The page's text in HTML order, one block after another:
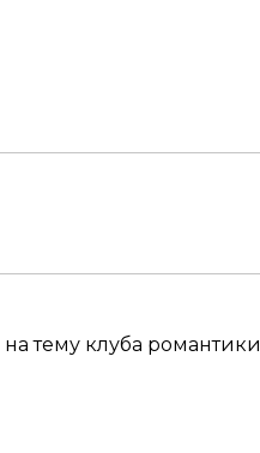
тему клуба романтики